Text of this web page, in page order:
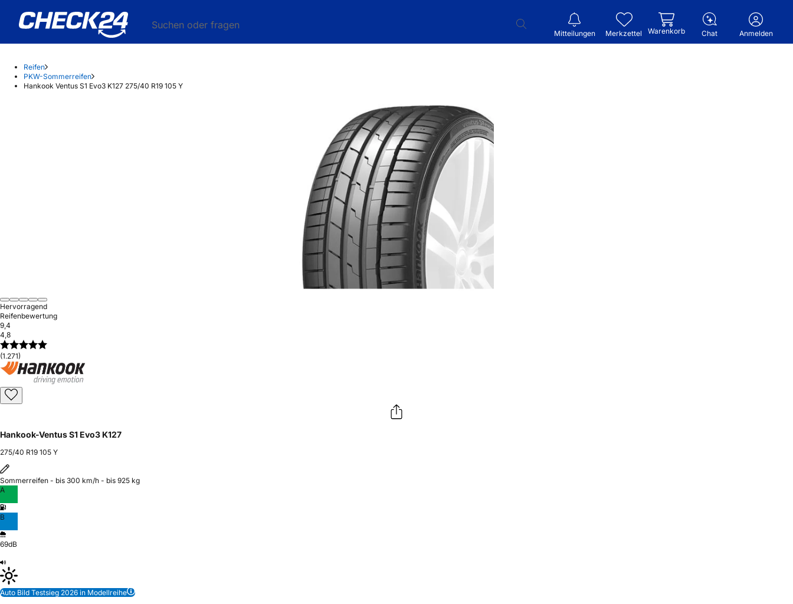
Suchen oder fragen
Mitteilungen Merkzettel Warenkorb Chat Anmelden
Reifen
PKW-Sommerreifen
Hankook Ventus S1 Evo3 K127 275/40 R19 105 Y
Hervorragend
Reifenbewertung
9,4
4,8
(1.271)
Hankook-Ventus S1 Evo3 K127
275/40 R19 105 Y
Sommerreifen - bis 300 km/h - bis 925 kg
A
B
69dB
Auto Bild Testsieg 2026 in Modellreihe